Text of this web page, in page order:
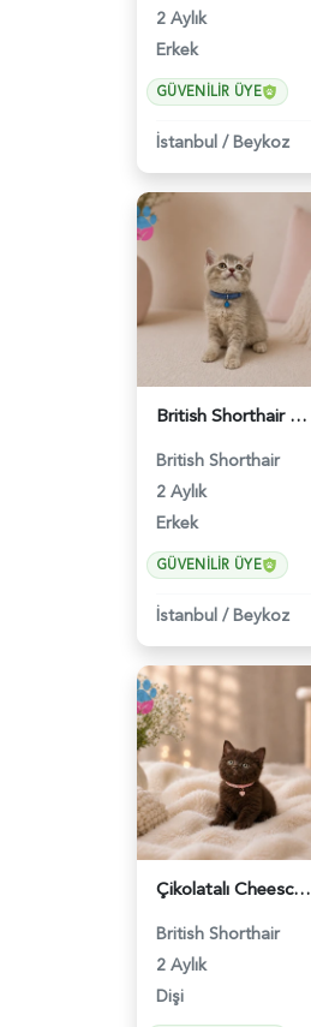
2 Aylık
Erkek
GÜVENILIR ÜYE
İstanbul /Beykoz
British Shorthair Ay12 Erkek Oyuncu Yavrumuz - 4895
British Shorthair
2 Aylık
Erkek
GÜVENILIR ÜYE
İstanbul /Beykoz
Çikolatalı Cheescake British Shorthair Dişi Yavrumuz - 4902
British Shorthair
2 Aylık
Dişi